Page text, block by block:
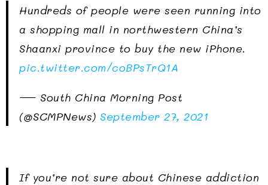
Hundreds of people were seen running into
a shopping mall in northwestern China’s
Shaanxi province to buy the new iPhone.
pic.twitter.com/coBPsTrQ1A
— South China Morning Post
(@SCMPNews) September 27, 2021
If you’re not sure about Chinese addiction